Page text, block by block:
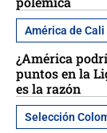
América de Cali
¿América
puntos en la
es la razón
Selección